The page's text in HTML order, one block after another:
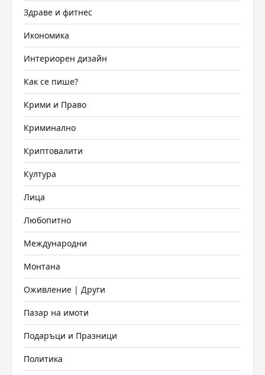
Здраве и фитнес
Икономика
Интериорен дизайн
Как се пише?
Крими и Право
Криминално
Криптовалити
Култура
Лица
Любопитно
Международни
Монтана
Оживление | Други
Пазар на имоти
Подаръци и Празници
Политика